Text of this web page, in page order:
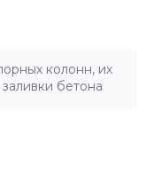
колонн, их
бетона